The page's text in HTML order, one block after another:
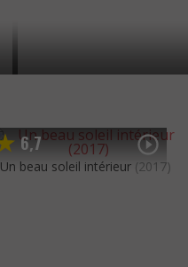
6,7
Un beau soleil intérieur (2017)